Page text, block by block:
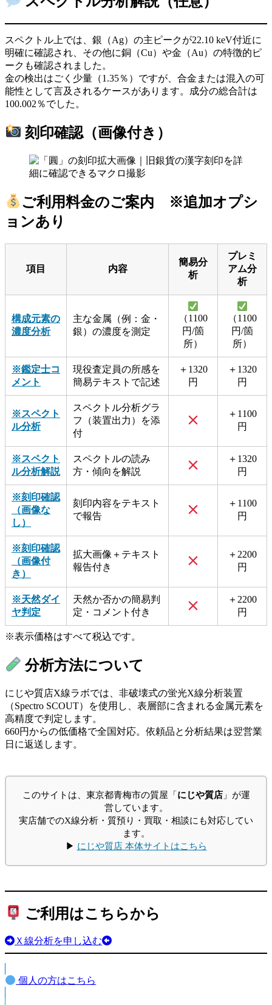
スペクトル上では、銀（Ag）の主ピークが22.10 keV付近に
明確に確認され、その他に銅（Cu）や金（Au）の特徴的ピ
ークも確認されました。
金の検出はごく少量（1.35％）ですが、合金または混入の可
能性として言及されるケースがあります。成分の総合計は
100.002％でした。
刻印確認（画像付き）
ご利用料金のご案内 ※追加オプシ
ョンあり
項目 内容
簡易分
析
プレミ
アム分
析
構成元素の
濃度分析
主な金属（例：金・
銀）の濃度を測定
（1100
円/箇
所）
（1100
円/箇
所）
※鑑定士コ
メント
現役査定員の所感を
簡易テキストで記述
＋1320
円
＋1320
円
※スペクト
ル分析
スペクトル分析グラ
フ（装置出力）を添
付
＋1100
円
※スペクト
ル分析解説
スペクトルの読み
方・傾向を解説
＋1320
円
※刻印確認
（画像な
し）
刻印内容をテキスト
で報告
＋1100
円
※刻印確認
（画像付
き）
拡大画像＋テキスト
報告付き
＋2200
円
※天然ダイ
ヤ判定
天然か否かの簡易判
定・コメント付き
＋2200
円
※表示価格はすべて税込です。
分析方法について
にじや質店X線ラボでは、非破壊式の蛍光X線分析装置
（Spectro SCOUT）を使用し、表層部に含まれる金属元素を
高精度で判定します。
660円からの低価格で全国対応。依頼品と分析結果は翌営業
日に返送します。
このサイトは、東京都青梅市の質屋「にじや質店」が運
営しています。
実店舗でのX線分析・質預り・買取・相談にも対応してい
ます。
▶ にじや質店 本体サイトはこちら
ご利用はこちらから
Ｘ線分析を申し込む
個人の方はこちら